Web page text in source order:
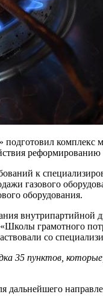
комплекс
к
газового
оборудования.
грамотного
со
35 пунктов,
дальнейшего